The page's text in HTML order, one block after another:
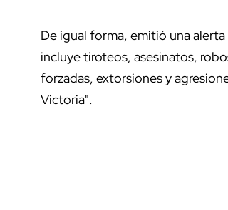
De igual forma, emitió una alerta
incluye tiroteos, asesinatos,
forzadas, extorsiones y
Victoria".